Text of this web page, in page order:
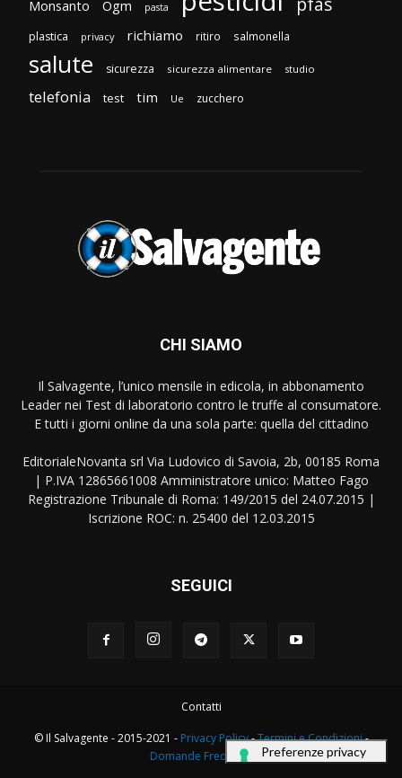
Monsanto Ogm pasta
plastica privacy richiamo ritiro salmonella
salute sicurezza sicurezza alimentare studio
telefonia test tim Ue zucchero
CHI SIAMO
Il Salvagente, l’unico mensile in edicola, in abbonamento
Leader nei Test di laboratorio contro le truffe al consumatore.
E tutti i giorni online da una sola parte: quella del cittadino
EditorialeNovanta srl Via Ludovico di Savoia, 2b, 00185 Roma
| P.IVA 12865661008 Amministratore unico: Matteo Fago
Registrazione Tribunale di Roma: 149/2015 del 24.07.2015 |
Iscrizione ROC: n. 25400 del 12.03.2015
SEGUICI
Contatti
© Il Salvagente - 2015-2021 - Privacy Policy-Termini e Condizioni-
Domande Frequenti